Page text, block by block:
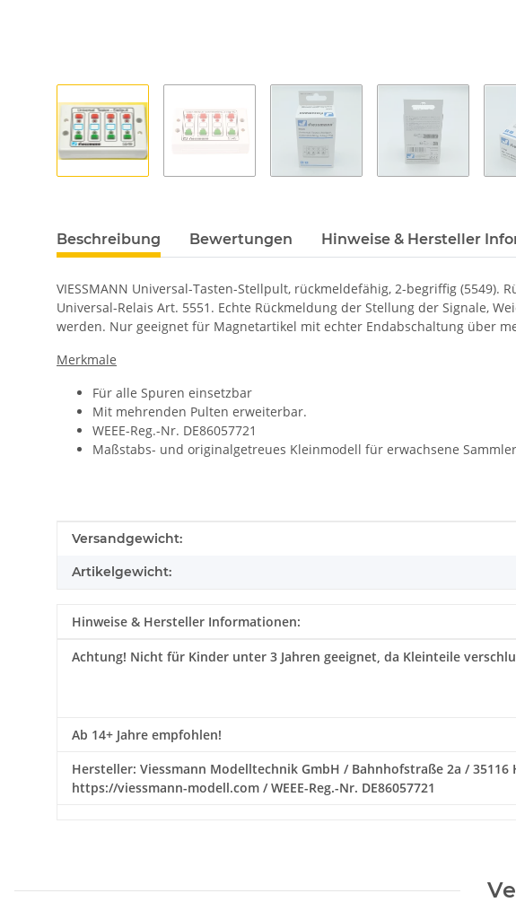
Beschreibung Bewertungen Hinweise & Hersteller
VIESSMANN Universal-Tasten-Stellpult, rückmeldefähig, 2-begriffig
Universal-Relais Art. 5551. Echte Rückmeldung der Stellung der Signale,
werden. Nur geeignet für Magnetartikel mit echter Endabschaltung über
Merkmale
Für alle Spuren einsetzbar
Mit mehrenden Pulten erweiterbar.
WEEE-Reg.-Nr. DE86057721
Maßstabs- und originalgetreues Kleinmodell für erwachsene
Produkteigenschaft
Wert
Versandgewicht:
Artikelgewicht:
Hinweise & Hersteller Informationen:
Achtung! Nicht für Kinder unter 3 Jahren geeignet, da Kleinteile
Ab 14+ Jahre empfohlen!
Hersteller: Viessmann Modelltechnik GmbH / Bahnhofstraße 2a /
https://viessmann-modell.com / WEEE-Reg.-Nr. DE86057721